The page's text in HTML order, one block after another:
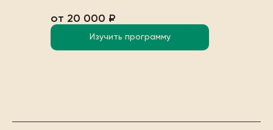
от 20 000 ₽
Изучить программу